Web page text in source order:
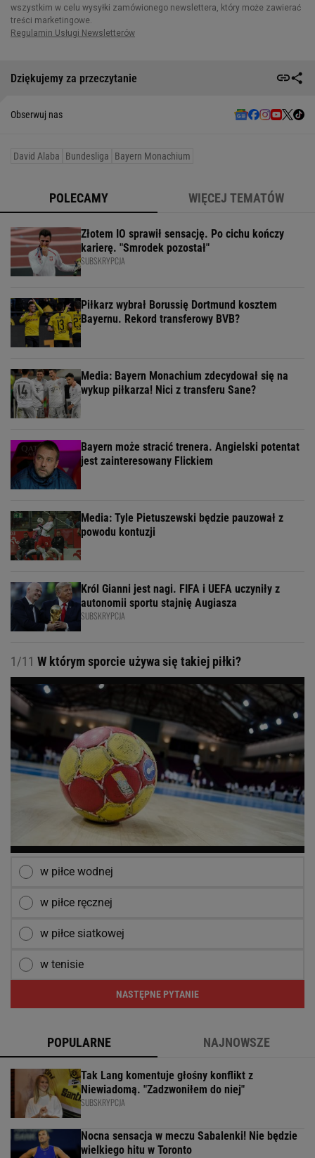
Dziękujemy za przeczytanie
Obserwuj nas
David Alaba Bundesliga Bayern Monachium
POLECAMY WIĘCEJ TEMATÓW
Złotem IO sprawił sensację. Po cichu kończy
karierę. "Smrodek pozostał"
SUBSKRYPCJA
Piłkarz wybrał Borussię Dortmund kosztem
Bayernu. Rekord transferowy BVB?
Media: Bayern Monachium zdecydował się na
wykup piłkarza! Nici z transferu Sane?
Bayern może stracić trenera. Angielski potentat
jest zainteresowany Flickiem
Media: Tyle Pietuszewski będzie pauzował z
powodu kontuzji
Król Gianni jest nagi. FIFA i UEFA uczyniły z
autonomii sportu stajnię Augiasza
SUBSKRYPCJA
1/11 W którym sporcie używa się takiej piłki?
w piłce wodnej
w piłce ręcznej
w piłce siatkowej
w tenisie
NASTĘPNE PYTANIE
POPULARNE NAJNOWSZE
Tak Lang komentuje głośny konflikt z
Niewiadomą. "Zadzwoniłem do niej"
SUBSKRYPCJA
Nocna sensacja w meczu Sabalenki! Nie będzie
wielkiego hitu w Toronto